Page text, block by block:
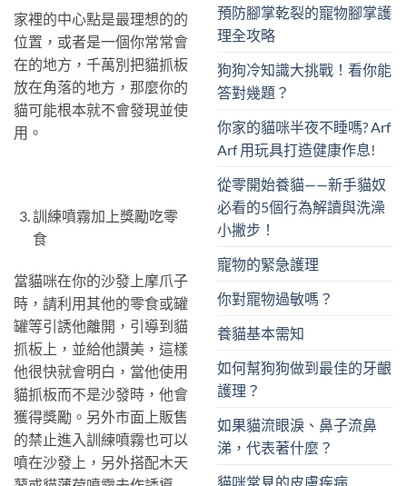
家裡的中心點是最理想的的
位置，或者是一個你常常會
在的地方，千萬別把貓抓板
放在角落的地方，那麼你的
貓可能根本就不會發現並使
用。
訓練噴霧加上獎勵吃零
食
當貓咪在你的沙發上摩爪子
時，請利用其他的零食或罐
罐等引誘他離開，引導到貓
抓板上，並給他讚美，這樣
他很快就會明白，當他使用
貓抓板而不是沙發時，他會
獲得獎勵。另外市面上販售
的禁止進入訓練噴霧也可以
噴在沙發上，另外搭配木天
預防腳掌乾裂的寵物腳掌護
理全攻略
狗狗冷知識大挑戰！看你能
答對幾題？
你家的貓咪半夜不睡嗎? Arf
Arf 用玩具打造健康作息!
從零開始養貓——新手貓奴
必看的5個行為解讀與洗澡
小撇步！
寵物的緊急護理
你對寵物過敏嗎？
養貓基本需知
如何幫狗狗做到最佳的牙齦
護理？
如果貓流眼淚、鼻子流鼻
涕，代表著什麼？
貓咪常見的皮膚疾病